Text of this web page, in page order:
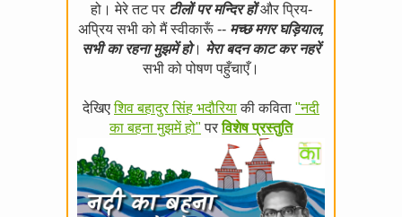
हो। मेरे तट पर टीलों पर मन्दिर होंऔर प्रिय-
अप्रिय सभी को मैं स्वीकारूँ -- मच्छ मगर घड़ियाल,
सभी का रहना मुझमें हो। मेरा बदन काट कर नहरें
सभी को पोषण पहुँचाएँ।
देखिएशिव बहादुर सिंह भदौरियाकी कविता "नदी
का बहना मुझमें हो" परविशेष प्रस्तुति